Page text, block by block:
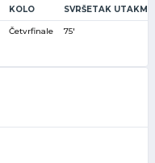
KOLO SVRŠETAK
Četvrfinale 75'